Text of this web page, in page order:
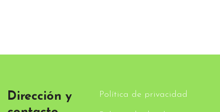
Dirección y
Política de privacidad